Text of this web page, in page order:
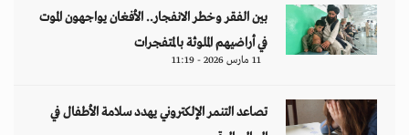
بين الفقر وخطر الانفجار.. الأفغان يواجهون الموت
في أراضيهم الملوثة بالمتفجرات
11 مارس 2026 - 11:19
تصاعد التنمر الإلكتروني يهدد سلامة الأطفال في